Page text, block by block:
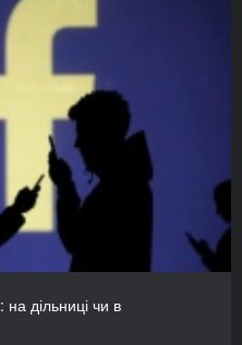
дільниці чи в